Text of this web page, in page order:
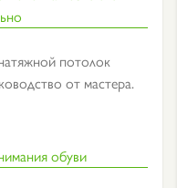
потолок
от мастера.
обуви